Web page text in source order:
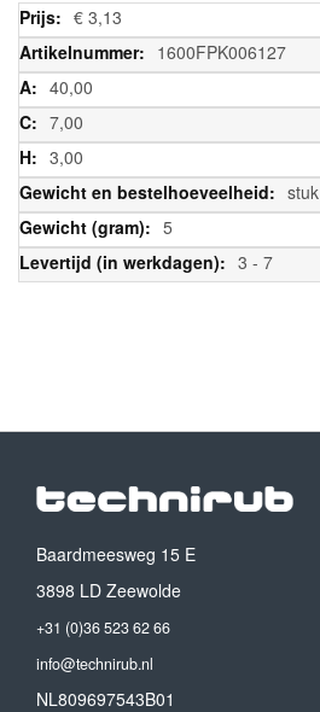
Meer
informatie
€ 3,13
1600FPK006127
40,00
7,00
3,00
stuk
5
3 - 7
Baardmeesweg 15 E
3898 LD Zeewolde
+31 (0)36 523 62 66
info@technirub.nl
NL809697543B01